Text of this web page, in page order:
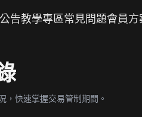
告教學專區常見問題會員方
，快速掌握交易管制期間。